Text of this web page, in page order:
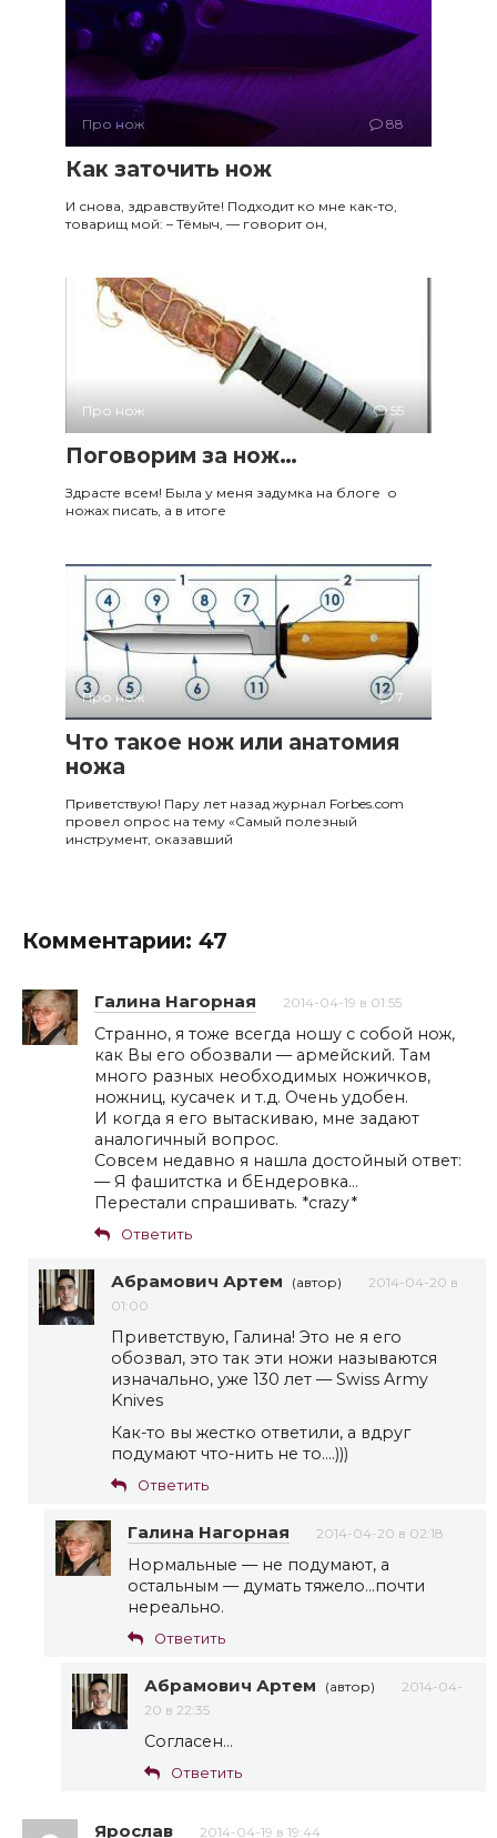
Про нож 88
Как заточить нож
И снова, здравствуйте! Подходит ко мне как-то,
товарищ мой: – Тёмыч, — говорит он,
Про нож 55
Поговорим за нож…
Здрасте всем! Была у меня задумка на блоге о
ножах писать, а в итоге
Про нож 7
Что такое нож или анатомия
ножа
Приветствую! Пару лет назад журнал Forbes.com
провел опрос на тему «Самый полезный
инструмент, оказавший
Комментарии: 47
Галина Нагорная 2014-04-19 в 01:55
Странно, я тоже всегда ношу с собой нож,
как Вы его обозвали — армейский. Там
много разных необходимых ножичков,
ножниц, кусачек и т.д. Очень удобен.
И когда я его вытаскиваю, мне задают
аналогичный вопрос.
Совсем недавно я нашла достойный ответ:
— Я фашитстка и бЕндеровка…
Перестали спрашивать. *crazy*
Ответить
Абрамович Артем (автор)
2014-04-20 в
01:00
Приветствую, Галина! Это не я его
обозвал, это так эти ножи называются
изначально, уже 130 лет — Swiss Army
Knives
Как-то вы жестко ответили, а вдруг
подумают что-нить не то….)))
Ответить
Галина Нагорная 2014-04-20 в 02:18
Нормальные — не подумают, а
остальным — думать тяжело…почти
нереально.
Ответить
Абрамович Артем (автор)
2014-04-
20 в 22:35
Согласен…
Ответить
Ярослав 2014-04-19 в 19:44